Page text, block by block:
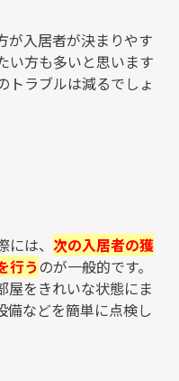
が入居者が決まりやす
い方も多いと思います
トラブルは減るでしょ
は、 次の入居者の獲
行うのが一般的です。
屋をきれいな状態にま
備などを簡単に点検し